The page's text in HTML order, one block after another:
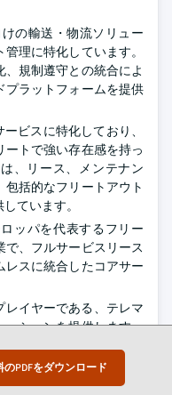
PDFをダウンロード
の輸送・物流ソリュー
理に特化しています。
規制遵守との統合によ
プラットフォームを提供
ビスに特化しており、
トで強い存在感を持っ
、リース、メンテナン
括的なフリートアウト
ています。
ロッパを代表するフリー
で、フルサービスリース
スに統合したコアサー
レイヤーである、テレマ
ーションを提供します。
ラック輸送、物流、最
ト可視性を向上させま